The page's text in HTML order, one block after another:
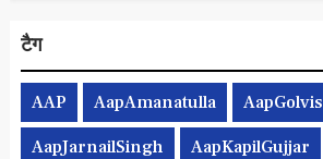
टैग
AAP AapAmanatulla AapGolvis
AapJarnailSingh AapKapilGujjar